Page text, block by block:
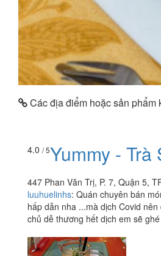
Các địa điểm hoặc sản phẩm
4.0 / 5Yummy - Trà
447 Phan Văn Trị, P. 7, Quận 5,
luuhuelinhs: Quán chuyên bán
hấp dẫn nha ...mà dịch Covid
chủ dễ thương hết dịch em sẽ